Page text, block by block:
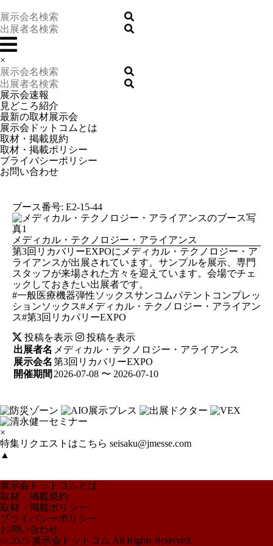
×
展示会速報
見どころ紹介
最新の取材展示会
展示会ドットコムとは
取材・掲載規約
取材・掲載ポリシー
プライバシーポリシー
お問い合わせ
ブース番号: E2-15-44
メディカル・テクノロジー・アライアンス
第3回リカバリーEXPOにメディカル・テクノロジー・ア
ライアンスが出展されています。サンプルを展示、専門
スタッフが来場された方々を迎えています。会場でチェ
ックしておきたい出展者です。
#一般医療機器弾性ソックスサンコムパテントコンプレッ
ションソックス#メディカル・テクノロジー・アライアン
ス#第3回リカバリーEXPO
投稿を表示
投稿を表示
出展者名 メディカル・テクノロジー・アライアンス
展示会名 第3回リカバリーEXPO
開催期間 2026-07-08 〜 2026-07-10
×
特集リクエストはこちら seisaku@jmesse.com
展示会ドットコムとは
取材・掲載規約
取材・掲載ポリシー
プライバシーポリシー
お問い合わせ
© 2025 展示会ドットコム All Rights Reserved.
▲